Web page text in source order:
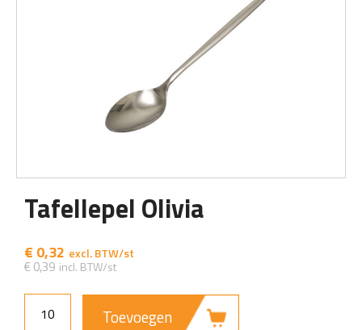
Tafellepel Olivia
€ 0,32
€ 0,39
Toevoegen